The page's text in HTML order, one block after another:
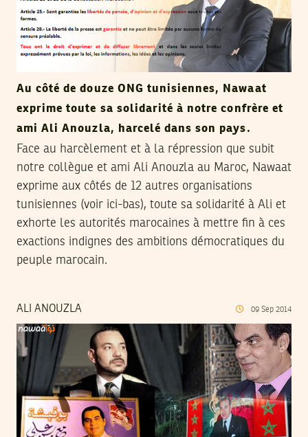
Au côté de douze ONG tunisiennes, Nawaat
exprime toute sa solidarité à notre confrère et
ami Ali Anouzla, harcelé dans son pays.
Face au harcèlement et à la répression que subit
notre collègue et ami Ali Anouzla au Maroc, Nawaat
exprime aux côtés de 12 autres organisations
tunisiennes (voir ici-bas), toute sa solidarité à Ali et
exhorte les autorités marocaines à mettre fin à ces
exactions indignes des ambitions démocratiques du
peuple marocain.
ALI ANOUZLA 09 Sep 2014